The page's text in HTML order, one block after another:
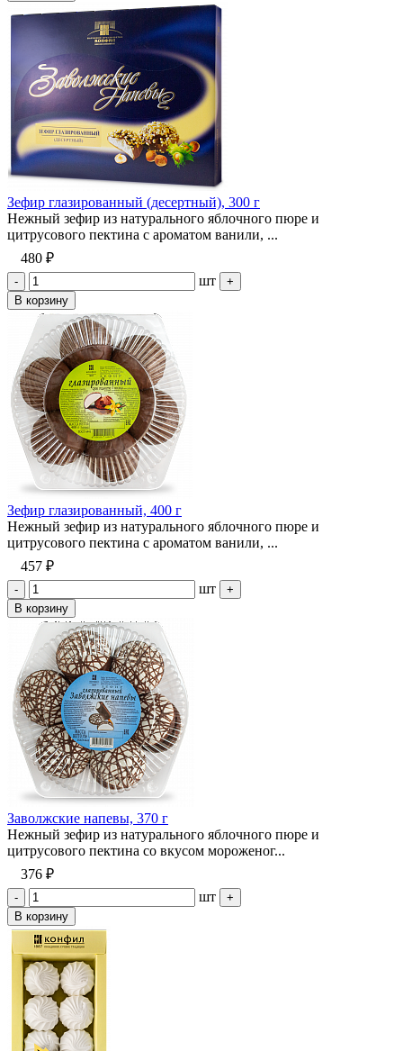
Зефир глазированный (десертный), 300 г
Нежный зефир из натурального яблочного пюре и
цитрусового пектина с ароматом ванили, ...
480 ₽
- шт
+
В корзину
Зефир глазированный, 400 г
Нежный зефир из натурального яблочного пюре и
цитрусового пектина с ароматом ванили, ...
457 ₽
- шт
+
В корзину
Заволжские напевы, 370 г
Нежный зефир из натурального яблочного пюре и
цитрусового пектина со вкусом мороженог...
376 ₽
- шт
+
В корзину